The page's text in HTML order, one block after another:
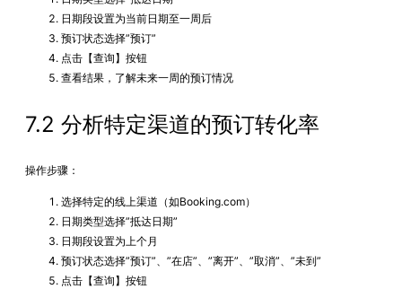
日期段设置为当前日期至一周后
预订状态选择”预订”
点击【查询】按钮
查看结果，了解未来一周的预订情况
7.2 分析特定渠道的预订转化率
操作步骤：
选择特定的线上渠道（如Booking.com）
日期类型选择”抵达日期”
日期段设置为上个月
预订状态选择”预订”、”在店”、”离开”、”取消”、”未到”
点击【查询】按钮